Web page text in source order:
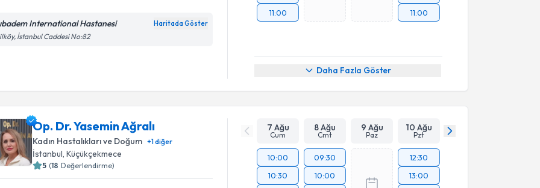
International Hastanesi Haritada Göster
İstanbul Caddesi No:82
11:00
11:00
Daha Fazla Göster
Op. Dr. Yasemin Ağralı
Kadın Hastalıkları ve Doğum +1diğer
İstanbul,Küçükçekmece
5 (18 Değerlendirme)
7 Ağu
Cum
8 Ağu
Cmt
9 Ağu
Paz
10 Ağu
Pzt
10:00
10:30
09:30
10:00
12:30
13:00